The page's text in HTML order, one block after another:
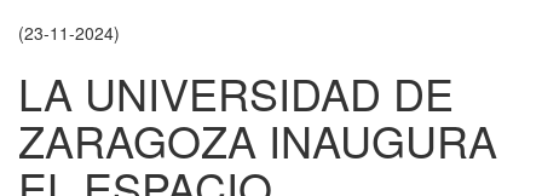
(23-11-2024)
LA UNIVERSIDAD DE
ZARAGOZA INAUGURA